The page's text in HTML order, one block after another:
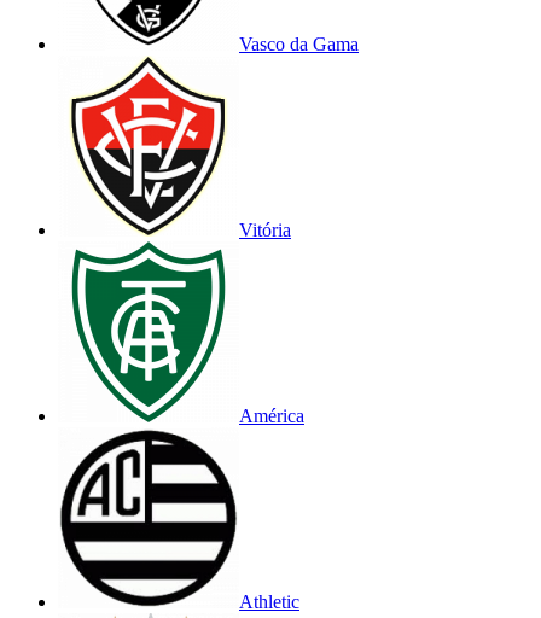
Vasco da Gama
Vitória
América
Athletic